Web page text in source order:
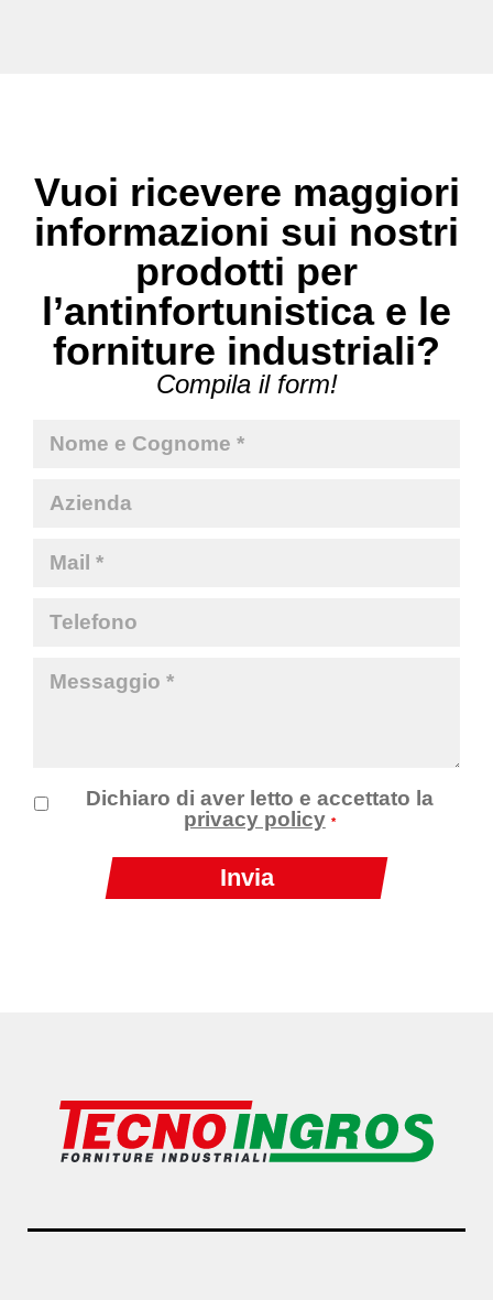
Vuoi ricevere maggiori
informazioni sui nostri
prodotti per
l’antinfortunistica e le
forniture industriali?
Compila il form!
Dichiaro di aver letto e accettato la
privacy policy *